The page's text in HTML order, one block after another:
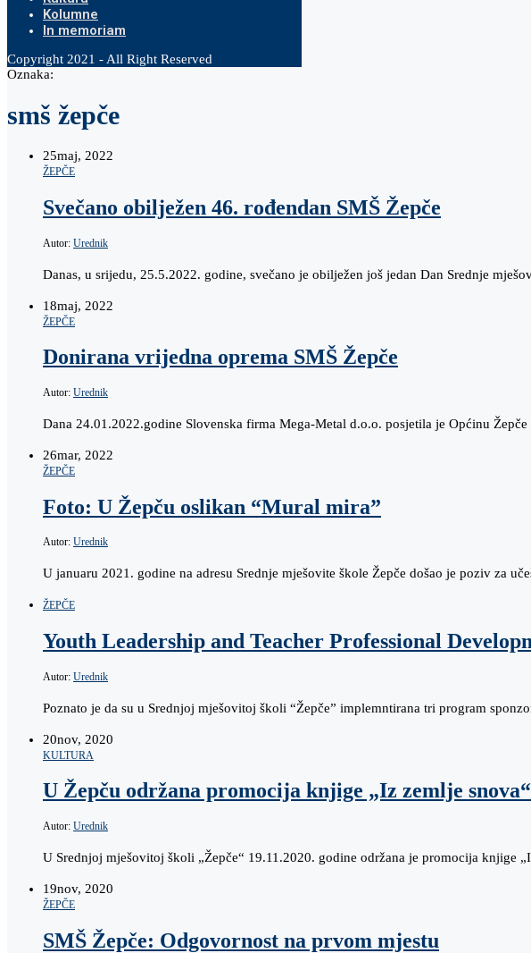
Kolumne
In memoriam
Copyright 2021 - All Right Reserved
Oznaka:
smš žepče
25maj, 2022
ŽEPČE
Svečano obilježen 46. rođendan SMŠ Žepče
Autor: Urednik
Danas, u srijedu, 25.5.2022. godine, svečano je obilježen još jedan Dan Srednje
18maj, 2022
ŽEPČE
Donirana vrijedna oprema SMŠ Žepče
Autor: Urednik
Dana 24.01.2022.godine Slovenska firma Mega-Metal d.o.o. posjetila je Općinu
26mar, 2022
ŽEPČE
Foto: U Žepču oslikan “Mural mira”
Autor: Urednik
U januaru 2021. godine na adresu Srednje mješovite škole Žepče došao je poziv za
ŽEPČE
Youth Leadership and Teacher Professional
Autor: Urednik
Poznato je da su u Srednjoj mješovitoj školi “Žepče” implemntirana tri program
20nov, 2020
KULTURA
U Žepču održana promocija knjige „Iz zemlje
Autor: Urednik
U Srednjoj mješovitoj školi „Žepče“ 19.11.2020. godine održana je promocija knjige
19nov, 2020
ŽEPČE
SMŠ Žepče: Odgovornost na prvom mjestu